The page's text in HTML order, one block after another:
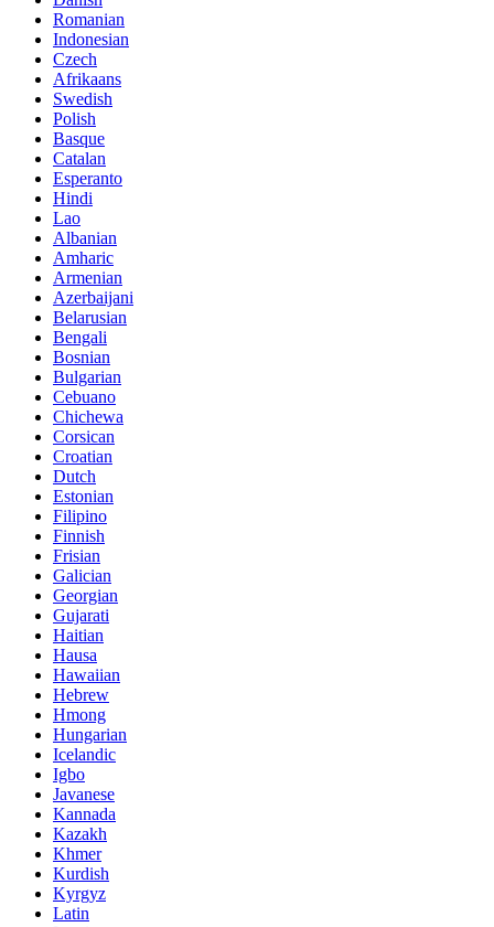
Romanian
Indonesian
Czech
Afrikaans
Swedish
Polish
Basque
Catalan
Esperanto
Hindi
Lao
Albanian
Amharic
Armenian
Azerbaijani
Belarusian
Bengali
Bosnian
Bulgarian
Cebuano
Chichewa
Corsican
Croatian
Dutch
Estonian
Filipino
Finnish
Frisian
Galician
Georgian
Gujarati
Haitian
Hausa
Hawaiian
Hebrew
Hmong
Hungarian
Icelandic
Igbo
Javanese
Kannada
Kazakh
Khmer
Kurdish
Kyrgyz
Latin